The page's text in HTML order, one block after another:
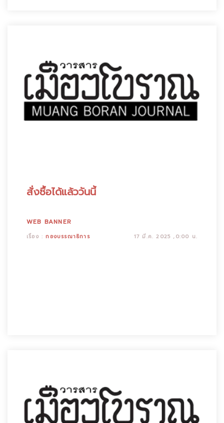
สั่งซื้อได้แล้ววันนี้
WEB BANNER
เรื่อง :กองบรรณาธิการ 17 มี.ค. 2025 ,0:00 น.